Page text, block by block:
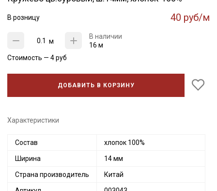
В розницу 40 руб/м
м
В наличии
16 м
Стоимость — 4руб
ДОБАВИТЬ В КОРЗИНУ
Характеристики
Состав хлопок 100%
Ширина 14 мм
Страна производитель Китай
Секретная рассылка от Купава
Мы публикуем здесь дополнительные